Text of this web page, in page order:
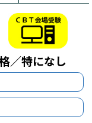
／特になし